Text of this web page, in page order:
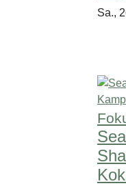
Sa.,